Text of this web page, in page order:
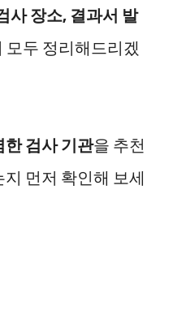
사 장소, 결과서 발
모두 정리해드리겠
검사 기관을 추천
먼저 확인해 보세